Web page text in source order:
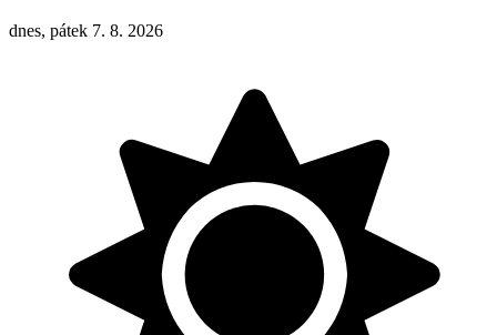
dnes, pátek 7. 8. 2026